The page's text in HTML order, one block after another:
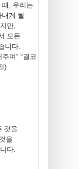
, 우리는
게 될
만,
모든
니다.
며” “결코
).
것을
을
다.